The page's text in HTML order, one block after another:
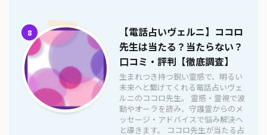
8
【電話占いヴェルニ】ココロ
先生は当たる？当たらない？
口コミ・評判【徹底調査】
生まれつき持つ鋭い霊感で、明るい
未来へと繋げてくれる電話占いヴェ
ルニのココロ先生。 霊感・霊視で波
動やオーラを読み、守護霊からのメ
ッセージ・アドバイスで悩み解決へ
と導きます。 ココロ先生が当たる占